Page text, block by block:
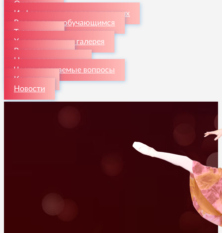
Отделения
Информация для поступающих
Родителям и обучающимся
Творчество
Художественная галерея
Видеогалерея
Наши достижения
Часто задаваемые вопросы
Контакты
Новости